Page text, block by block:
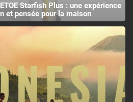
Starfish Plus : une expérience
et pensée pour la maison